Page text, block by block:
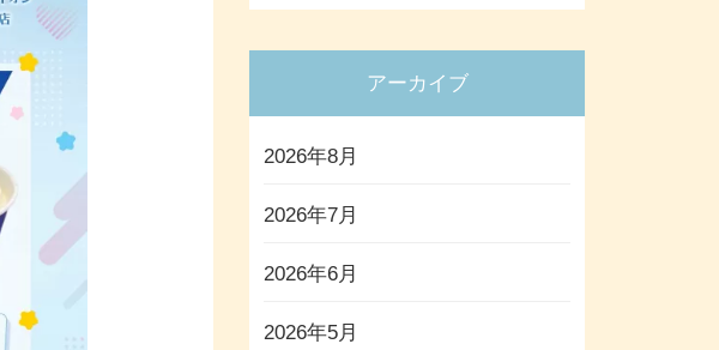
アーカイブ
2026年8月
2026年7月
2026年6月
2026年5月